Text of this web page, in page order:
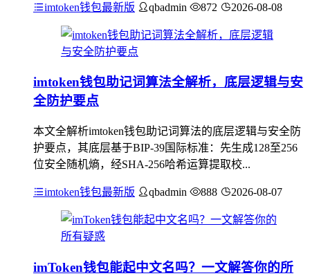
imtoken钱包最新版 qbadmin 872 2026-08-08
imtoken钱包助记词算法全解析，底层逻辑与安
全防护要点
本文全解析imtoken钱包助记词算法的底层逻辑与安全防
护要点，其底层基于BIP-39国际标准：先生成128至256
位安全随机熵，经SHA-256哈希运算提取校...
imtoken钱包最新版 qbadmin 888 2026-08-07
imToken钱包能起中文名吗？一文解答你的所